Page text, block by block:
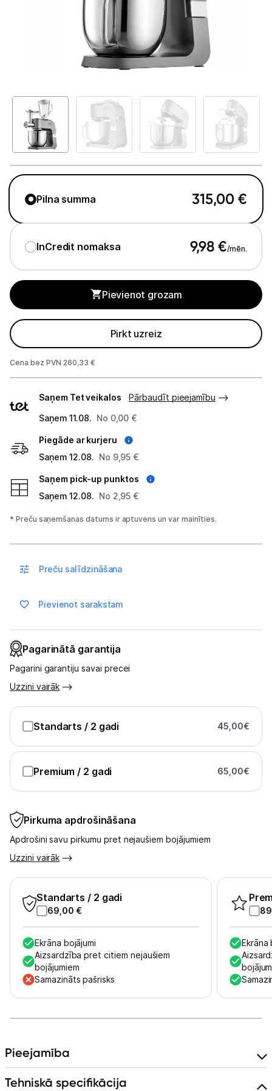
Telefoni, planšetdatori
Viedierīces
Sadzīves tehnika
Iebūvējamā tehnika
Mazā tehnika
Kafijas pagatavošana
Mazā virtuves tehnika
Mikroviļņu krāsnis
Tējkannas
Blenderi
Virtuves kombaini
Tosteri
Grili
Augļu žāvētāji
Gaļas maļamās mašīnas
Maizes krāsnis
Multivārāmie katli
Friteri
Vakuuma iepakotāji
Virtuves svari
Ūdens gāzēšanas aparāti
Mazās cepeškrāsnis
Mazās plītis
Ledus un saldējuma mašīnas
Klimata iekārtas
Apģērbu kopšana
Skaistumkopšana
Ražotāju atjaunota tehnika
Vēlmju saraksts
Blogs
Piegāde un apmaksa
Tehnikas izvešana
Uzņēmumiem
Pilna summa 315,00 €
InCredit nomaksa 9,98 €/mēn.
Pievienot grozam
Pirkt uzreiz
Cena bez PVN 260,33 €
veidi
Saņem Tet veikalos
Pārbaudīt pieejamību
Saņem 11.08. No 0,00 €
Piegāde ar kurjeru
Saņem 12.08. No 9,95 €
Saņem pick-up punktos
Saņem 12.08. No 2,95 €
* Preču saņemšanas datums ir aptuvens un var mainīties.
Preču salīdzināšana
Pievienot sarakstam
Pirkuma apdrošināšana
Apdrošini savu pirkumu pret nejaušiem bojājumiem
Uzzini vairāk
Standarts / 2 gadi
69,00 €
Ekrāna bojājumi
Aizsardzība pret citiem nejaušiem
bojājumiem
Samazināts pašrisks
Ekrāna
Pagarinātā garantija
Pagarini garantiju savai precei
Uzzini vairāk
Standarts / 2 gadi 45,00€
Premium / 2 gadi 65,00€
Pieejamība
Tehniskā specifikācija